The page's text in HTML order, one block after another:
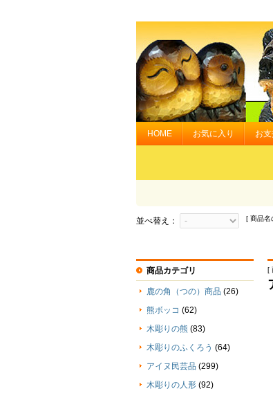
HOME お気に入り お
並べ替え： [ 商品
[
商品カテゴリ
鹿の角（つの）商品 (26)
熊ボッコ (62)
木彫りの熊 (83)
木彫りのふくろう (64)
アイヌ民芸品 (299)
木彫りの人形 (92)